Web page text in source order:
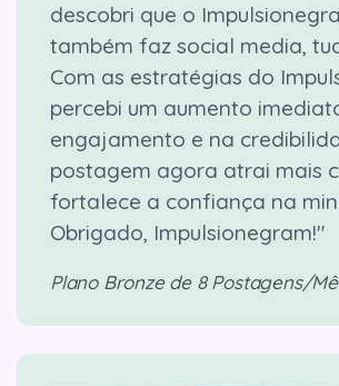
descobri que o
também faz social media,
Com as estratégias do
percebi um aumento
engajamento e na
postagem agora atrai mais
fortalece a confiança na
Obrigado, Impulsionegram!"
Plano Bronze de 8 Postagens/